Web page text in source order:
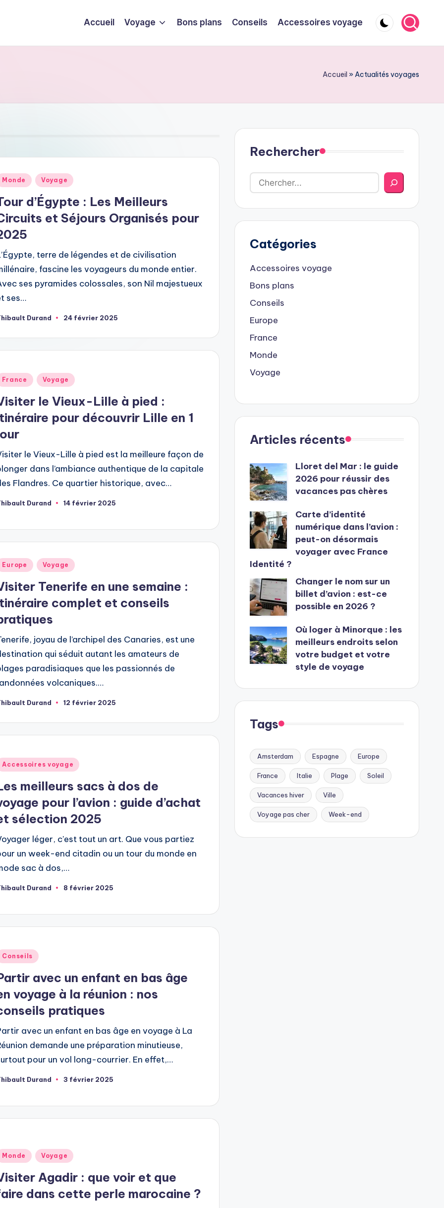
Accueil Voyage Bons plans Conseils Accessoires voyage
Accueil »Actualités voyages
Monde Voyage
d’Égypte : Les Meilleurs
et Séjours Organisés pour
terre de légendes et de civilisation
fascine les voyageurs du monde entier.
ses pyramides colossales, son Nil majestueux
ses…
Durand 24 février 2025
France Voyage
le Vieux-Lille à pied :
pour découvrir Lille en 1
le Vieux-Lille à pied est la meilleure façon de
dans l’ambiance authentique de la capitale
Flandres. Ce quartier historique, avec…
Durand 14 février 2025
Europe Voyage
Tenerife en une semaine :
complet et conseils
joyau de l’archipel des Canaries, est une
qui séduit autant les amateurs de
paradisiaques que les passionnés de
volcaniques.…
Durand 12 février 2025
Accessoires voyage
meilleurs sacs à dos de
pour l’avion : guide d’achat
sélection 2025
léger, c'est tout un art. Que vous partiez
un week-end citadin ou un tour du monde en
sac à dos,…
Durand 8 février 2025
Conseils
avec un enfant en bas âge
voyage à la réunion​ : nos
pratiques
avec un enfant en bas âge en voyage à La
demande une préparation minutieuse,
pour un vol long-courrier. En effet,…
Durand 3 février 2025
Monde Voyage
Agadir : que voir et que
dans cette perle marocaine ?
Rechercher
Catégories
Accessoires voyage
Bons plans
Conseils
Europe
France
Monde
Voyage
Articles récents
Lloret del Mar : le guide
2026 pour réussir des
vacances pas chères
Carte d’identité
numérique dans l’avion :
peut-on désormais
voyager avec France
Identité ?
Changer le nom sur un
billet d’avion : est-ce
possible en 2026 ?
Où loger à Minorque : les
meilleurs endroits selon
votre budget et votre
style de voyage
Tags
Amsterdam Espagne Europe
France Italie Plage Soleil
Vacances hiver Ville
Voyage pas cher Week-end